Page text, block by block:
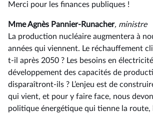
Merci pour les finances publiques !
Mme Agnès Pannier-Runacher, ministre
La production nucléaire augmentera à
années qui viennent. Le réchauffement
t-il après 2050 ? Les besoins en
développement des capacités de
disparaîtront-ils ? L’enjeu est de
qui vient, et pour y faire face, nous
politique énergétique qui tienne la route,